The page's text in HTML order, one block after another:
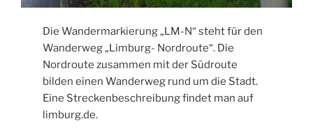
Die Wandermarkierung „LM-N“ steht für den
Wanderweg „Limburg- Nordroute“. Die
Nordroute zusammen mit der Südroute
bilden einen Wanderweg rund um die Stadt.
Eine Streckenbeschreibung findet man auf
limburg.de.